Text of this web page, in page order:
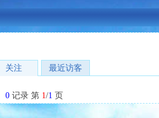
关注 最近访客
0 记录 第 1/1 页